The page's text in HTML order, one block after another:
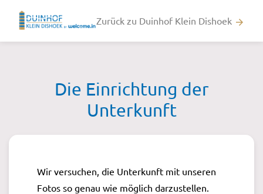
Zurück zu Duinhof Klein Dishoek arrow_forward
Die Einrichtung der
Unterkunft
Wir versuchen, die Unterkunft mit unseren
Fotos so genau wie möglich darzustellen.